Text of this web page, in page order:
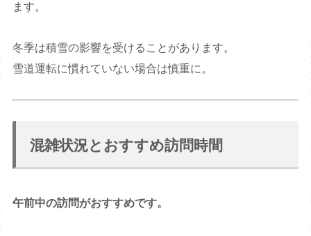
ます。
冬季は積雪の影響を受けることがあります。
雪道運転に慣れていない場合は慎重に。
混雑状況とおすすめ訪問時間
午前中の訪問がおすすめです。